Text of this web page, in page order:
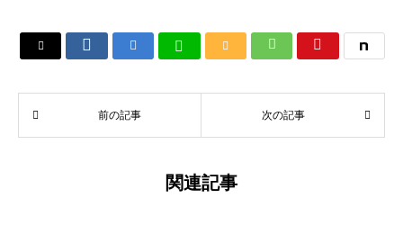
     
前の記事 次の記事
関連記事